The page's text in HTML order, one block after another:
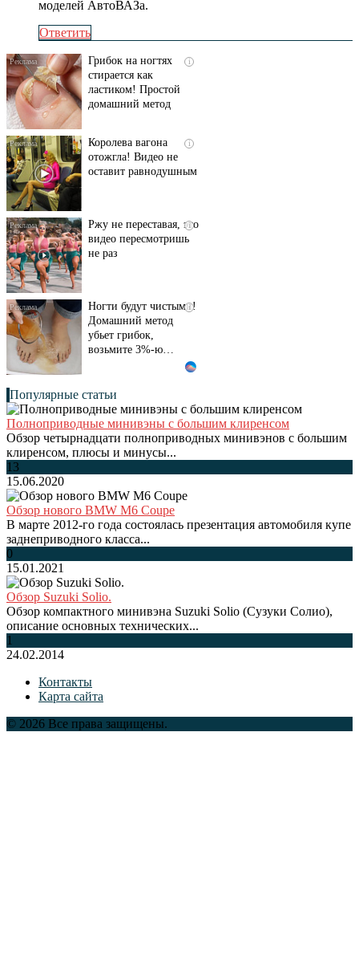
моделей АвтоВАЗа.
Ответить
i
Грибок на ногтях
стирается как
ластиком! Простой
домашний метод
i
Королева вагона
отожгла! Видео не
оставит равнодушным
i
Ржу не переставая, это
видео пересмотришь
не раз
i
Ногти будут чистыми!
Домашний метод
убьет грибок,
возьмите 3%-ю…
Популярные статьи
Полноприводные минивэны с большим клиренсом
Обзор четырнадцати полноприводных минивэнов с большим
клиренсом, плюсы и минусы...
13
15.06.2020
Обзор нового BMW M6 Coupe
В марте 2012-го года состоялась презентация автомобиля купе
заднеприводного класса...
0
15.01.2021
Обзор Suzuki Solio.
Обзор компактного минивэна Suzuki Solio (Сузуки Солио),
описание основных технических...
1
24.02.2014
Контакты
Карта сайта
© 2026 Все права защищены.